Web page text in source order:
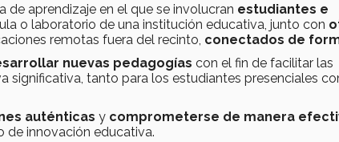
de aprendizaje en el que se involucran estudiantes e
o laboratorio de una institución educativa, junto con
remotas fuera del recinto, conectados de
nuevas pedagogías con el fin de facilitar las
significativa, tanto para los estudiantes presenciales
auténticas y comprometerse de manera
de innovación educativa.